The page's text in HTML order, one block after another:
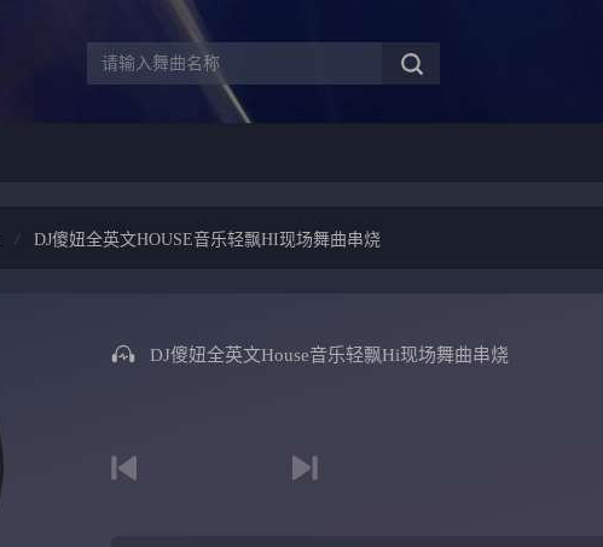
DJ傻妞全英文HOUSE音乐轻飘HI现场舞曲串烧
DJ傻妞全英文House音乐轻飘Hi现场舞曲串烧